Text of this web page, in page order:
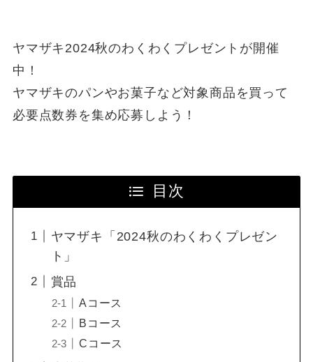
ヤマザキ2024秋のわくわくプレゼントが開催
中！
ヤマザキのパンやお菓子など対象商品を買って
必要点数券を集め応募しよう！
目次
ヤマザキ「2024秋のわくわくプレゼン
ト」
賞品
Aコース
Bコース
Cコース